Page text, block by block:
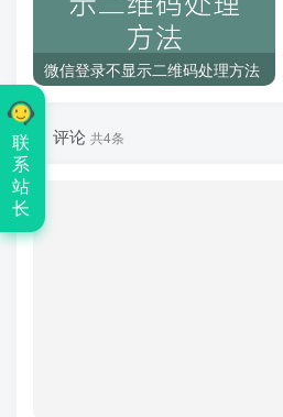
微信登录不显示二维码处理方法
评论 共4条
联
系
站
长